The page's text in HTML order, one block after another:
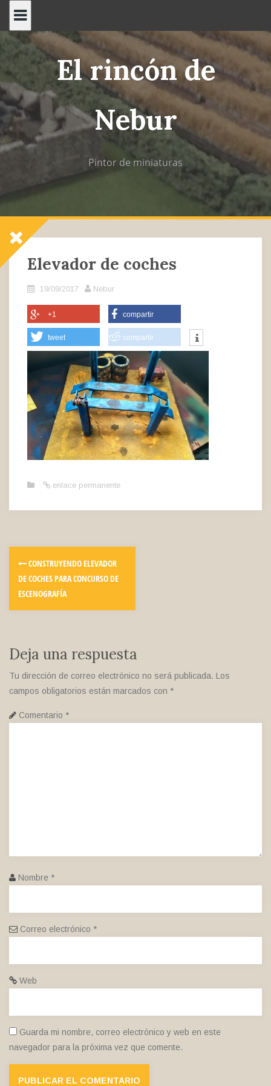
contenido
El rincón de
Nebur
Pintor de miniaturas
Elevador de coches
19/09/2017 Nebur
+1 compartir
tweet compartir
enlace permanente
CONSTRUYENDO ELEVADOR
DE COCHES PARA CONCURSO DE
ESCENOGRAFÍA
Deja una respuesta
Tu dirección de correo electrónico no será publicada. Los
campos obligatorios están marcados con *
Comentario *
Nombre *
Correo electrónico *
Web
Guarda mi nombre, correo electrónico y web en este
navegador para la próxima vez que comente.